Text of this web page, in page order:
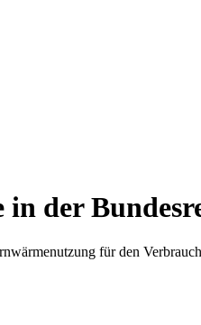
der
für den